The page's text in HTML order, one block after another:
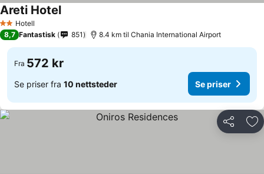
2 Stjerner
Hotell
Areti HotelSe priser
8,7 Fantastisk 851 8.4 km til Chania International Airport
Fra 572 kr
Se priser fra 10 nettsteder Se priser
Del